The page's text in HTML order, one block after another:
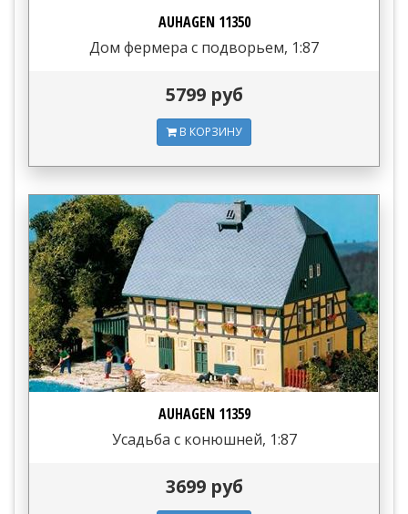
AUHAGEN 11350
Дом фермера с подворьем, 1:87
5799 руб
В КОРЗИНУ
AUHAGEN 11359
Усадьба с конюшней, 1:87
3699 руб